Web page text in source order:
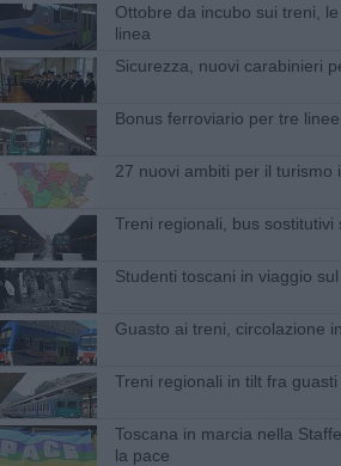
Ottobre da incubo sui treni,
linea
Sicurezza, nuovi carabinieri
Bonus ferroviario per tre
27 nuovi ambiti per il turismo
Treni regionali, bus sostitutivi
Studenti toscani in viaggio
Guasto ai treni, circolazione
Treni regionali in tilt fra
Toscana in marcia nella
la pace